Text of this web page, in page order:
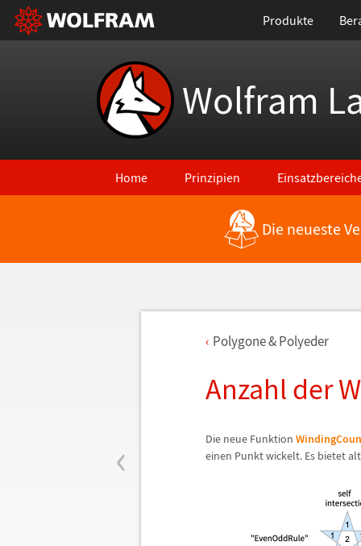
Produkte
Wolfram
Home Prinzipien
Die neueste
‹
Polygone & Polyeder
Anzahl der
Die neue Funktion
einen Punkt wickelt. Es bietet